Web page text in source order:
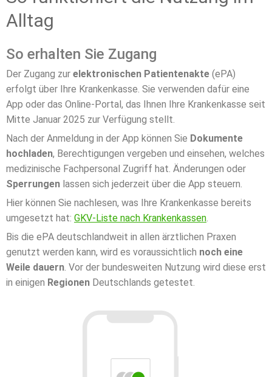
Alltag
So erhalten Sie Zugang
Der Zugang zur elektronischen Patientenakte (ePA)
erfolgt über Ihre Krankenkasse. Sie verwenden dafür eine
App oder das Online-Portal, das Ihnen Ihre Krankenkasse seit
Mitte Januar 2025 zur Verfügung stellt.
Nach der Anmeldung in der App können Sie Dokumente
hochladen, Berechtigungen vergeben und einsehen, welches
medizinische Fachpersonal Zugriff hat. Änderungen oder
Sperrungen lassen sich jederzeit über die App steuern.
Hier können Sie nachlesen, was Ihre Krankenkasse bereits
umgesetzt hat: GKV-Liste nach Krankenkassen.
Bis die ePA deutschlandweit in allen ärztlichen Praxen
genutzt werden kann, wird es voraussichtlich noch eine
Weile dauern. Vor der bundesweiten Nutzung wird diese erst
in einigen Regionen Deutschlands getestet.